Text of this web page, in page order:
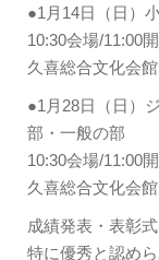
●1月14日（日）
10:30会場/11:00
久喜総合文化会
●1月28日（日）
部・一般の部
10:30会場/11:00
久喜総合文化会
成績発表・表彰
特に優秀と認め